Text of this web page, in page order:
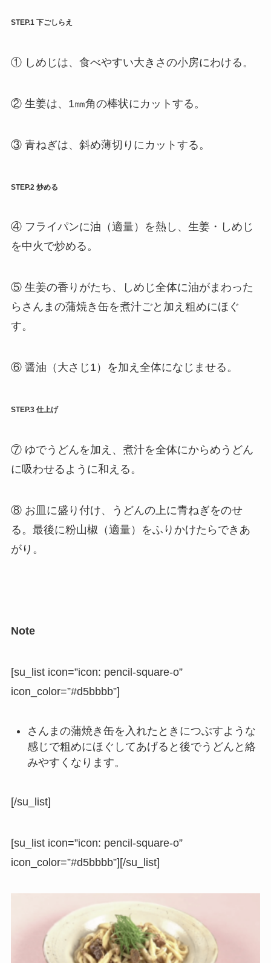
STEP.1 下ごしらえ
① しめじは、食べやすい大きさの小房にわける。
② 生姜は、1㎜角の棒状にカットする。
③ 青ねぎは、斜め薄切りにカットする。
STEP.2 炒める
④ フライパンに油（適量）を熱し、生姜・しめじ
を中火で炒める。
⑤ 生姜の香りがたち、しめじ全体に油がまわった
らさんまの蒲焼き缶を煮汁ごと加え粗めにほぐ
す。
⑥ 醤油（大さじ1）を加え全体になじませる。
STEP.3 仕上げ
⑦ ゆでうどんを加え、煮汁を全体にからめうどん
に吸わせるように和える。
⑧ お皿に盛り付け、うどんの上に青ねぎをのせ
る。最後に粉山椒（適量）をふりかけたらできあ
がり。
Note
[su_list icon=”icon: pencil-square-o”
icon_color=”#d5bbbb”]
さんまの蒲焼き缶を入れたときにつぶすような
感じで粗めにほぐしてあげると後でうどんと絡
みやすくなります。
[/su_list]
[su_list icon=”icon: pencil-square-o”
icon_color=”#d5bbbb”][/su_list]